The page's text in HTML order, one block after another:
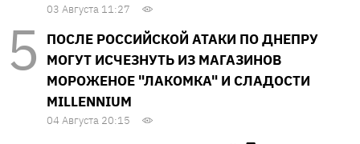
03 Августа 11:27
ПОСЛЕ РОССИЙСКОЙ АТАКИ ПО ДНЕПРУ
МОГУТ ИСЧЕЗНУТЬ ИЗ МАГАЗИНОВ
МОРОЖЕНОЕ "ЛАКОМКА" И СЛАДОСТИ
MILLENNIUM
04 Августа 20:15